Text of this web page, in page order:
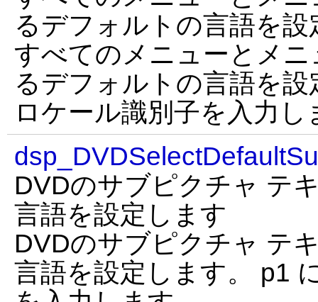
るデフォルトの言語を設
すべてのメニューとメ
るデフォルトの言語を
ロケール識別子を入力し
DVDのサブピクチャ テ
言語を設定します
DVDのサブピクチャ テ
言語を設定します。 p1